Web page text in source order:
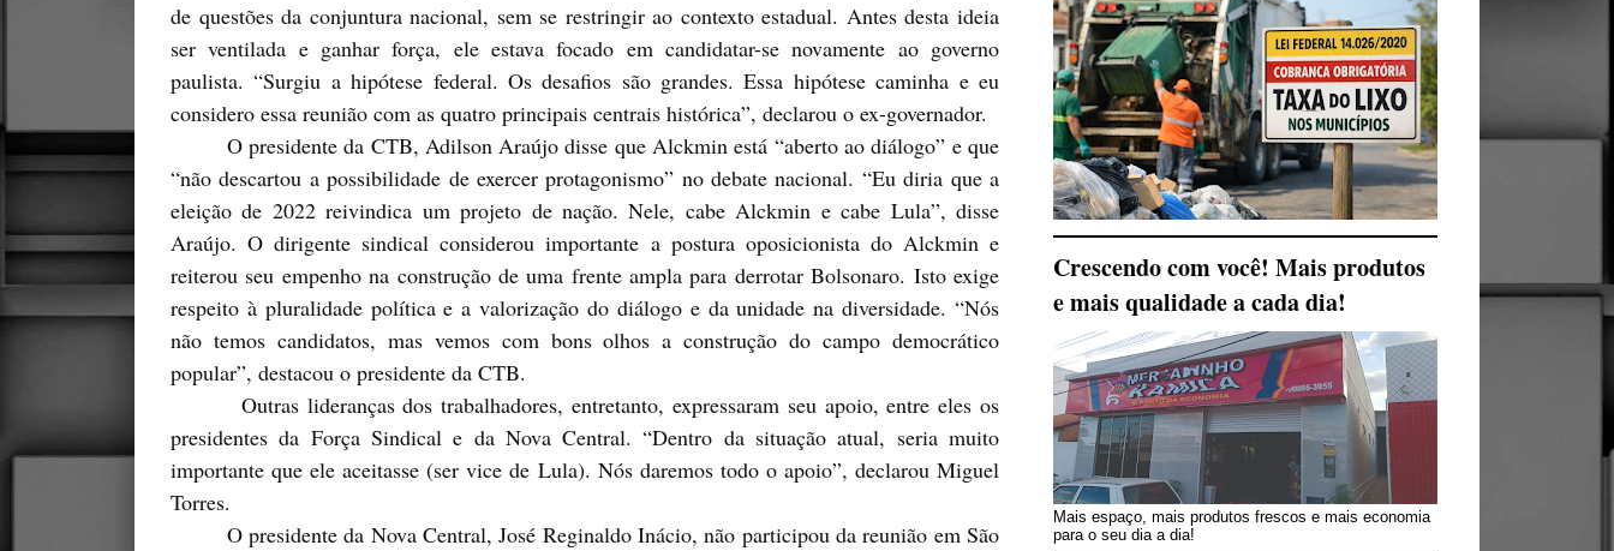
de questões da conjuntura nacional, sem se restringir ao contexto estadual. Antes desta ideia
ser ventilada e ganhar força, ele estava focado em candidatar-se novamente ao governo
paulista. “Surgiu a hipótese federal. Os desafios são grandes. Essa hipótese caminha e eu
considero essa reunião com as quatro principais centrais histórica”, declarou o ex-governador.
O presidente da CTB, Adilson Araújo disse que Alckmin está “aberto ao diálogo” e que
“não descartou a possibilidade de exercer protagonismo” no debate nacional. “Eu diria que a
eleição de 2022 reivindica um projeto de nação. Nele, cabe Alckmin e cabe Lula”, disse
Araújo. O dirigente sindical considerou importante a postura oposicionista do Alckmin e
reiterou seu empenho na construção de uma frente ampla para derrotar Bolsonaro. Isto exige
respeito à pluralidade política e a valorização do diálogo e da unidade na diversidade. “Nós
não temos candidatos, mas vemos com bons olhos a construção do campo democrático
popular”, destacou o presidente da CTB.
Outras lideranças dos trabalhadores, entretanto, expressaram seu apoio, entre eles os
presidentes da Força Sindical e da Nova Central. “Dentro da situação atual, seria muito
importante que ele aceitasse (ser vice de Lula). Nós daremos todo o apoio”, declarou Miguel
Torres.
O presidente da Nova Central, José Reginaldo Inácio, não participou da reunião em São
Crescendo com você! Mais produtos
e mais qualidade a cada dia!
Mais espaço, mais produtos frescos e mais economia
para o seu dia a dia!